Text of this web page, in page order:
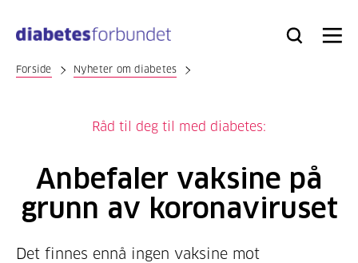
hovedinnhold
Bli
Logg
Søk Meny
Forside Nyheter om diabetes
Råd til deg til med diabetes:
Anbefaler vaksine på
grunn av koronaviruset
Det finnes ennå ingen vaksine mot